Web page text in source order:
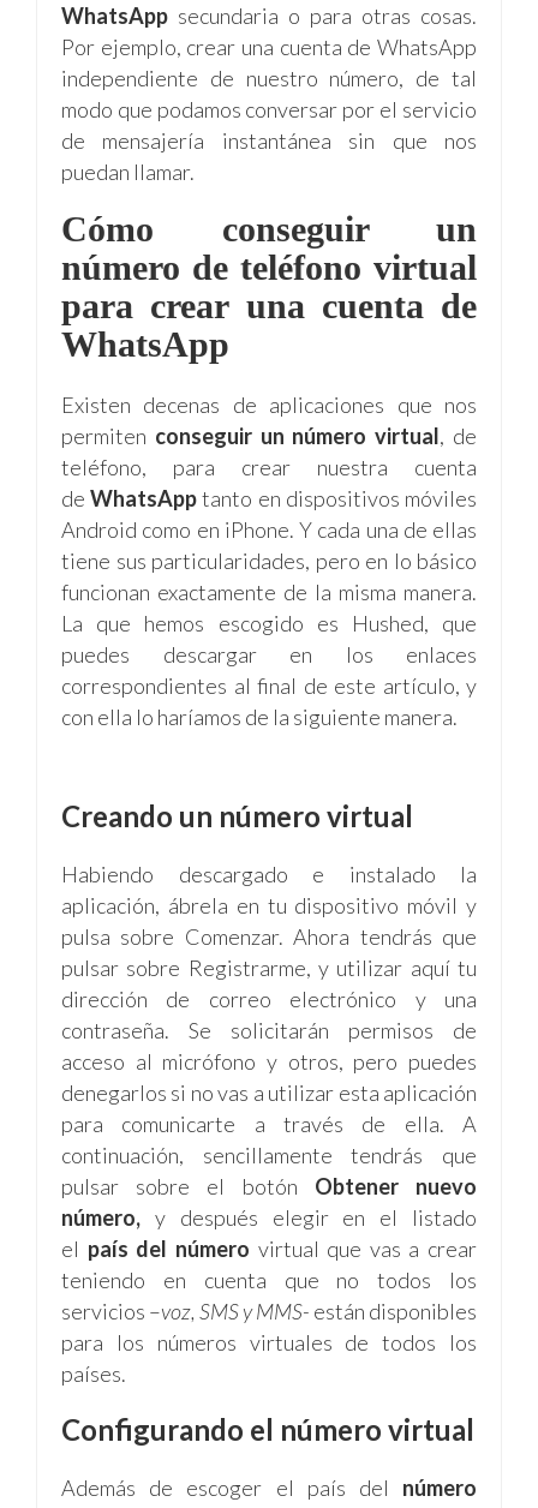
WhatsApp secundaria o para otras cosas.
Por ejemplo, crear una cuenta de WhatsApp
independiente de nuestro número, de tal
modo que podamos conversar por el servicio
de mensajería instantánea sin que nos
puedan llamar.
Cómo conseguir un
número de teléfono virtual
para crear una cuenta de
WhatsApp
Existen decenas de aplicaciones que nos
permiten conseguir un número virtual, de
teléfono, para crear nuestra cuenta
deWhatsApptanto en dispositivos móviles
Android como en iPhone. Y cada una de ellas
tiene sus particularidades, pero en lo básico
funcionan exactamente de la misma manera.
La que hemos escogido es Hushed, que
puedes descargar en los enlaces
correspondientes al final de este artículo, y
con ella lo haríamos de la siguiente manera.
Creando un número virtual
Habiendo descargado e instalado la
aplicación, ábrela en tu dispositivo móvil y
pulsa sobre Comenzar. Ahora tendrás que
pulsar sobre Registrarme, y utilizar aquí tu
dirección de correo electrónico y una
contraseña. Se solicitarán permisos de
acceso al micrófono y otros, pero puedes
denegarlos si no vas a utilizar esta aplicación
para comunicarte a través de ella. A
continuación, sencillamente tendrás que
pulsar sobre el botón Obtener nuevo
número, y después elegir en el listado
el país del número virtual que vas a crear
teniendo en cuenta que no todos los
servicios –voz, SMS y MMS- están disponibles
para los números virtuales de todos los
países.
Configurando el número virtual
Además de escoger el país del número